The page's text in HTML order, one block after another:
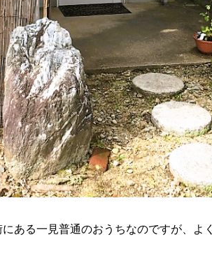
ある一見普通のおうちなのですが、よ